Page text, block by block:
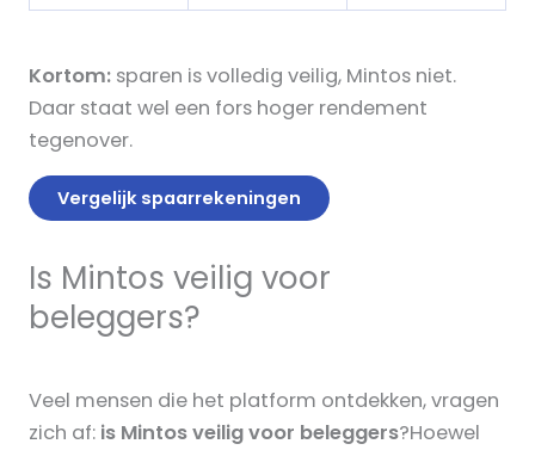
Kortom: sparen is volledig veilig, Mintos niet.
Daar staat wel een fors hoger rendement
tegenover.
Vergelijk spaarrekeningen
Is Mintos veilig voor
beleggers?
Veel mensen die het platform ontdekken, vragen
zich af: is Mintos veilig voor beleggers?Hoewel